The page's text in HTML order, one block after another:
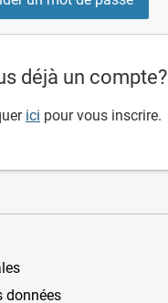
déjà un compte?
ici pour vous inscrire.
données